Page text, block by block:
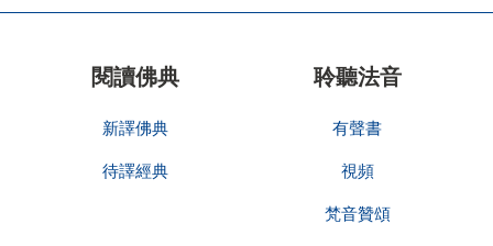
閱讀佛典
新譯佛典
待譯經典
聆聽法音
有聲書
視頻
梵音贊頌